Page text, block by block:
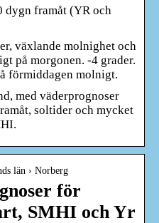
dygn framåt (YR och
växlande molnighet och
på morgonen. -4 grader.
förmiddagen molnigt.
med väderprognoser
soltider och mycket
län › Norberg
för
SMHI och Yr